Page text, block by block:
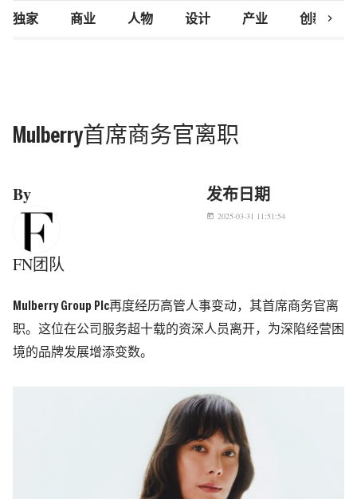
独家 商业 人物 设计 产业 创新研究
chevron_right
Mulberry首席商务官离职
By
FN团队
发布日期
today 2025-03-31 11:51:54
Mulberry Group Plc再度经历高管人事变动，其首席商务官离
职。这位在公司服务超十载的资深人员离开，为深陷经营困
境的品牌发展增添变数。